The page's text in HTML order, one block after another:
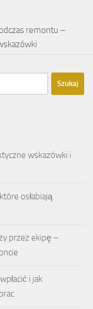
remontu –
wskazówki i
osłabiają
przez ekipę –
i jak